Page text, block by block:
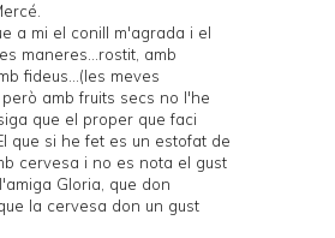
a mi el conill m'agrada i el
maneres...rostit, amb
fideus...(les meves
amb fruits secs no l'he
que el proper que faci
que si he fet es un estofat de
cervesa i no es nota el gust
Gloria, que don
la cervesa don un gust